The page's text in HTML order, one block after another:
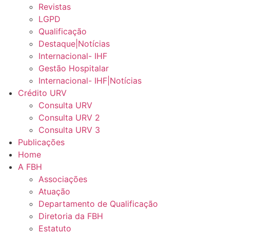
Revistas
LGPD
Qualificação
Destaque|Notícias
Internacional- IHF
Gestão Hospitalar
Internacional- IHF|Notícias
Crédito URV
Consulta URV
Consulta URV 2
Consulta URV 3
Publicações
Home
A FBH
Associações
Atuação
Departamento de Qualificação
Diretoria da FBH
Estatuto